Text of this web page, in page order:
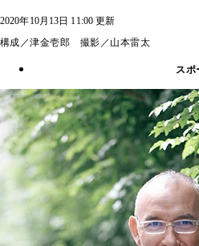
2020年10月13日 11:00 更新
構成／津金壱郎 撮影／山本雷太
スポ